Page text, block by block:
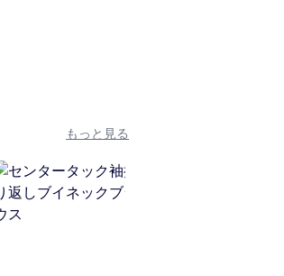
もっと見る